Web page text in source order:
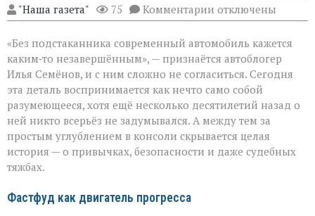
"Наша газета" 75 Комментарии к
записи
незаметный
герой
автомобильного
салона
отключены
«Без подстаканника современный автомобиль кажется
каким‑то незавершённым», — признаётся автоблогер
Илья Семёнов, и с ним сложно не согласиться. Сегодня
эта деталь воспринимается как нечто само собой
разумеющееся, хотя ещё несколько десятилетий назад о
ней никто всерьёз не задумывался. А между тем за
простым углублением в консоли скрывается целая
история — о привычках, безопасности и даже судебных
тяжбах.
Фастфуд как двигатель прогресса